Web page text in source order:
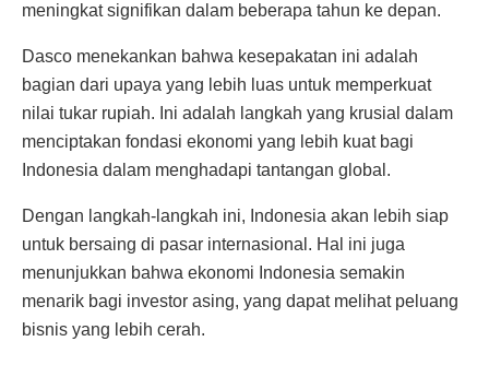
meningkat signifikan dalam beberapa tahun ke depan.
Dasco menekankan bahwa kesepakatan ini adalah
bagian dari upaya yang lebih luas untuk memperkuat
nilai tukar rupiah. Ini adalah langkah yang krusial dalam
menciptakan fondasi ekonomi yang lebih kuat bagi
Indonesia dalam menghadapi tantangan global.
Dengan langkah-langkah ini, Indonesia akan lebih siap
untuk bersaing di pasar internasional. Hal ini juga
menunjukkan bahwa ekonomi Indonesia semakin
menarik bagi investor asing, yang dapat melihat peluang
bisnis yang lebih cerah.